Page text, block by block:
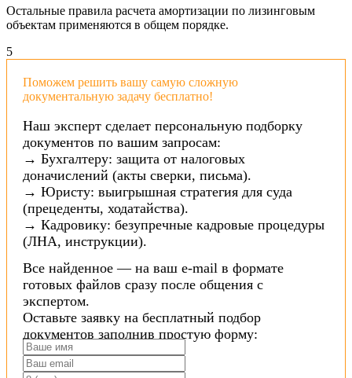
Остальные правила расчета амортизации по лизинговым
объектам применяются в общем порядке.
5
Поможем решить вашу самую сложную
документальную задачу бесплатно!
Наш эксперт сделает персональную подборку
документов по вашим запросам:
→ Бухгалтеру: защита от налоговых
доначислений (акты сверки, письма).
→ Юристу: выигрышная стратегия для суда
(прецеденты, ходатайства).
→ Кадровику: безупречные кадровые процедуры
(ЛНА, инструкции).
Все найденное — на ваш e-mail в формате
готовых файлов сразу после общения с
экспертом.
Оставьте заявку на бесплатный подбор
документов заполнив простую форму: